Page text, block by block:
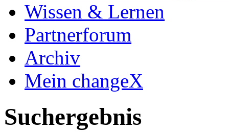
Wissen & Lernen
Partnerforum
Archiv
Mein changeX
Suchergebnis